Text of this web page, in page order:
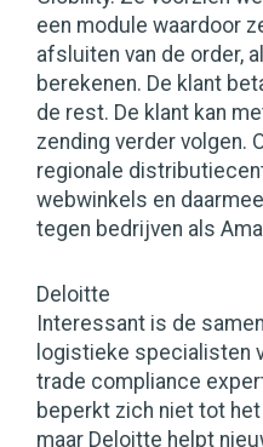
een module waardoor
afsluiten van de order,
berekenen. De klant
de rest. De klant kan
zending verder volgen.
regionale
webwinkels en
tegen bedrijven als
Deloitte
Interessant is de
logistieke specialisten
trade compliance
beperkt zich niet tot
maar Deloitte helpt